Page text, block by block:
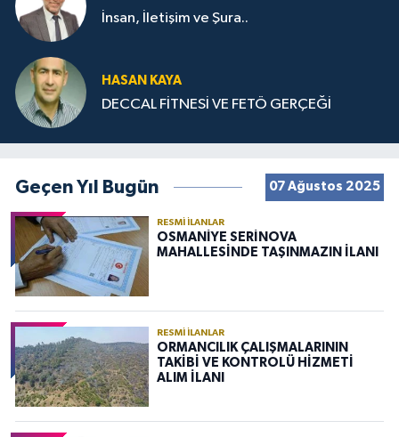
İnsan, İletişim ve Şura..
HASAN KAYA
DECCAL FİTNESİ VE FETÖ GERÇEĞİ
Geçen Yıl Bugün 07 Ağustos 2025
RESMI İLANLAR
OSMANİYE SERİNOVA
MAHALLESİNDE TAŞINMAZIN İLANI
RESMI İLANLAR
ORMANCILIK ÇALIŞMALARININ
TAKİBİ VE KONTROLÜ HİZMETİ
ALIM İLANI